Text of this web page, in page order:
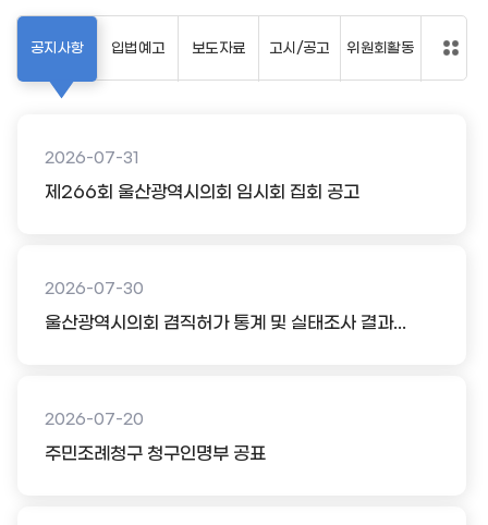
공지사항
2026-07-31
제266회 울산광역시의회 임시회 집회 공고
2026-07-30
울산광역시의회 겸직허가 통계 및 실태조사 결과...
2026-07-20
주민조례청구 청구인명부 공표
입법예고 보도자료 고시/공고 위원회활동